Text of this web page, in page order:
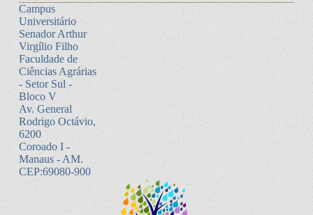
Campus
Universitário
Senador Arthur
Virgílio Filho
Faculdade de
Ciências Agrárias
- Setor Sul -
Bloco V
Av. General
Rodrigo Octávio,
6200
Coroado I -
Manaus - AM.
CEP:69080-900